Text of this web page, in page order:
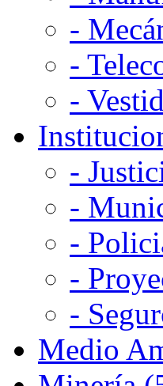
-
-
-
-
-
-
-
-
Medio